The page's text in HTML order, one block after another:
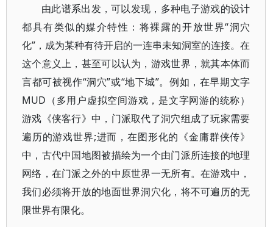
由此谱系出发，可以发现，多种电子游戏的设计
都具有类似的媒介特性：将裸露的开放世界“洞穴
化”，成为某种有待开启的一连串未知洞室的连接。在
这个意义上，甚至可以认为，游戏世界，就其本体而
言都可被视作“洞穴”或“地下城”。例如，在早期文字
MUD（多用户虚拟空间游戏，是文字网游的统称）
游戏《侠客行》中，门派取代了洞穴组成了玩家需要
遍历的游戏世界;进而，在图形化的《金庸群侠传》
中，古代中国地图被描绘为一个由门派所连接的地理
网络，在门派之外的中原世界一无所有。在游戏中，
我们必须将开放的地面世界洞穴化，将不可遍历的无
限世界有限化。